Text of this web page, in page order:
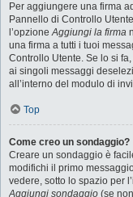
Per aggiungere una firma
Pannello di Controllo
l’opzioneAggiungi la firma
una firma a tutti i tuoi
Controllo Utente. Se lo si
ai singoli messaggi
all’interno del modulo di
Top
Come creo un sondaggio?
Creare un sondaggio è
modifichi il primo
vedere, sotto lo spazio per
Aggiungi sondaggio (se